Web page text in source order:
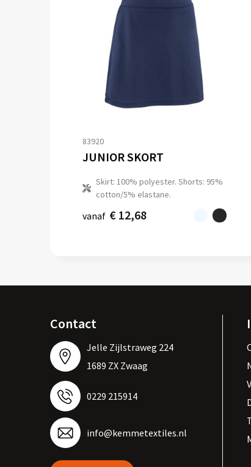
83920
JUNIOR SKORT
Skirt: 100% polyester. Shorts: 95%
cotton/5% elastane.
vanaf € 12,68
Contact
Jelle Zijlstraweg 224
1689 ZX Zwaag
0229 215914
info@kemmetextiles.nl